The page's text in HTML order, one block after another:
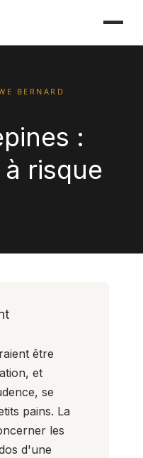
BERNARD
:
risque
être
et
se
pains. La
les
d'une